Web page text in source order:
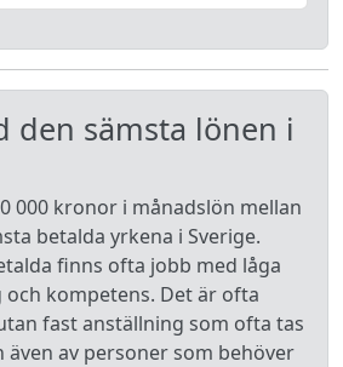
den sämsta lönen i
000 kronor i månadslön mellan
betalda yrkena i Sverige.
finns ofta jobb med låga
kompetens. Det är ofta
fast anställning som ofta tas
av personer som behöver